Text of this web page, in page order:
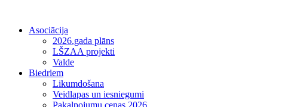
Asociācija
2026.gada plāns
LŠZAA projekti
Valde
Biedriem
Likumdošana
Veidlapas un iesniegumi
Pakalpojumu cenas 2026